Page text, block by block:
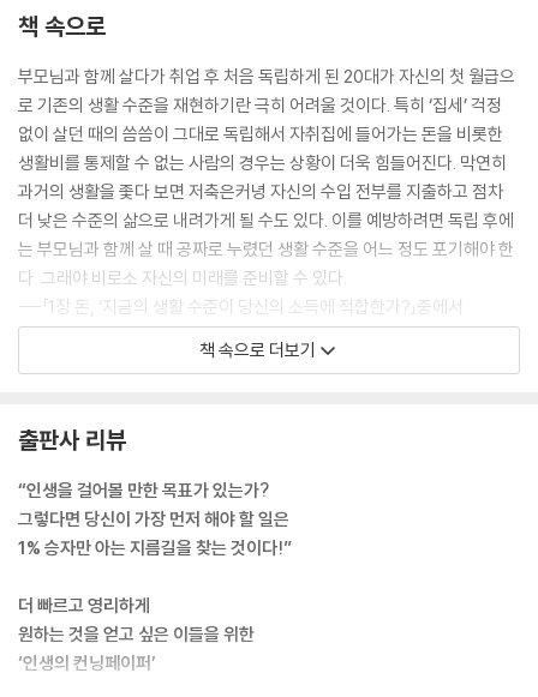
- 경제관념은 배우자의 필수 조건이다
- 즐겁게 일하는 사람을 선택하라
- 자녀보다 부부가 먼저다
- 인재를 선발하듯 공들여 선택하라
인생 컨닝페이퍼 - ‘결혼’
4장 - 일
‘적당히 일하면 적당히만 산다’
- 평생 할 게 아니라면 시작하지 마라
- 일에는 냉혹하고 휴식에는 관대한 사람들
- 퇴사하고 사업이나 할까?
- 안 되는 건 과감하게 포기할 용기
- 노력의 질을 높여라
인생 컨닝페이퍼 - ‘일’
5장 - 꿈
‘의미 있는 노력만이 진정한 가치를 만든다’
- 갓생이 정말 갓생일까?
- 가난한 20대가 알면 인생을 바꿀 수 있는 이야기
책 속으로
부모님과 함께 살다가 취업 후 처음 독립하게 된 20대가 자신의 첫 월급으
로 기존의 생활 수준을 재현하기란 극히 어려울 것이다. 특히 ‘집세’ 걱정
없이 살던 때의 씀씀이 그대로 독립해서 자취집에 들어가는 돈을 비롯한
생활비를 통제할 수 없는 사람의 경우는 상황이 더욱 힘들어진다. 막연히
과거의 생활을 좇다 보면 저축은커녕 자신의 수입 전부를 지출하고 점차
더 낮은 수준의 삶으로 내려가게 될 수도 있다. 이를 예방하려면 독립 후에
는 부모님과 함께 살 때 공짜로 누렸던 생활 수준을 어느 정도 포기해야 한
다. 그래야 비로소 자신의 미래를 준비할 수 있다.
---「1장 돈, ‘지금의 생활 수준이 당신의 소득에 적합한가?」중에서
분수에 맞지 않는 복이 들어왔을 땐 의심해야 한다. 노력 없이 얻은 기회와
부를 원한다면 10명 중 1명 수준의 노력을, 상위 1%의 부를 원한다면 100
명 중 1명 수준 이상의 노력을 하고 있는지 자문해보라.
---「1장 돈, ‘좋은 기회와 사기를 구분하는 방법」중에서
중요한 결정에서 거절조차 못하는 사람이 어떤 일을 제대로 할 수 있겠는
가? 남의 부탁을 들어주지 않을 때는 죄책감을 느끼면서 정작 자신의 삶에
죄책감을 갖지 않는 이유는 무엇인가? 착하게 살려는 노력은 사기당할 준
책 속으로 더보기
출판사 리뷰
“인생을 걸어볼 만한 목표가 있는가?
그렇다면 당신이 가장 먼저 해야 할 일은
1% 승자만 아는 지름길을 찾는 것이다!”
더 빠르고 영리하게
원하는 것을 얻고 싶은 이들을 위한
‘인생의 컨닝페이퍼’